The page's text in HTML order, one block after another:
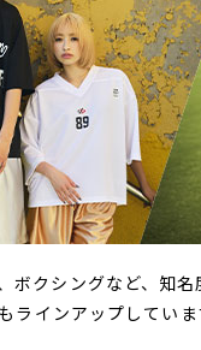
ボクシングなど、知
インアップしてい